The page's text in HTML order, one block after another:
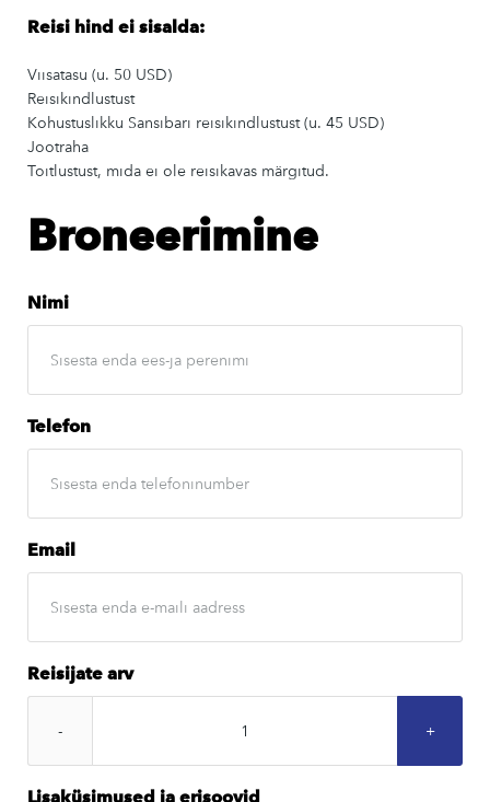
Reisi hind ei sisalda:
Viisatasu (u. 50 USD)
Reisikindlustust
Kohustuslikku Sansibari reisikindlustust (u. 45 USD)
Jootraha
Toitlustust, mida ei ole reisikavas märgitud.
Broneerimine
Nimi
Telefon
Email
Reisijate arv
Lisaküsimused ja erisoovid